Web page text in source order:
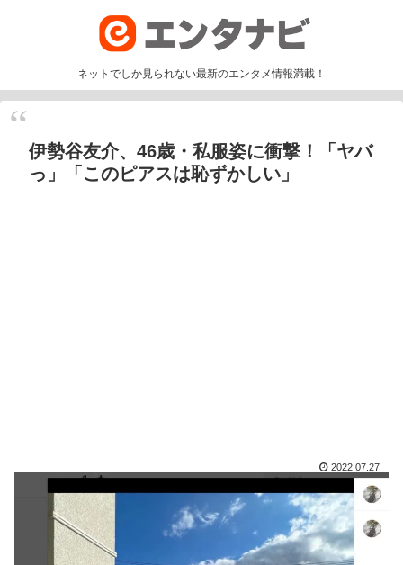
ネットでしか見られない最新のエンタメ情報満載！
伊勢谷友介、46歳・私服姿に衝撃！「ヤバ
っ」「このピアスは恥ずかしい」
2022.07.27